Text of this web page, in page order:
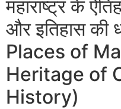
महाराष्ट्र के
और इतिहास की
Places of
Heritage of
History)